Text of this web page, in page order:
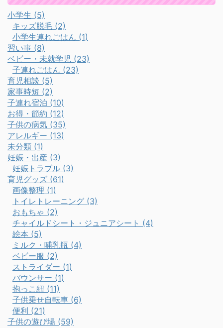
小学生 (5)
キッズ脱毛 (2)
小学生連れごはん (1)
習い事 (8)
ベビー・未就学児 (23)
子連れごはん (23)
育児相談 (5)
家事時短 (2)
子連れ宿泊 (10)
お得・節約 (12)
子供の病気 (35)
アレルギー (13)
未分類 (1)
妊娠・出産 (3)
妊娠トラブル (3)
育児グッズ (61)
画像整理 (1)
トイレトレーニング (3)
おもちゃ (2)
チャイルドシート・ジュニアシート (4)
絵本 (5)
ミルク・哺乳瓶 (4)
ベビー服 (2)
ストライダー (1)
バウンサー (1)
抱っこ紐 (11)
子供乗せ自転車 (6)
便利 (21)
子供の遊び場 (59)